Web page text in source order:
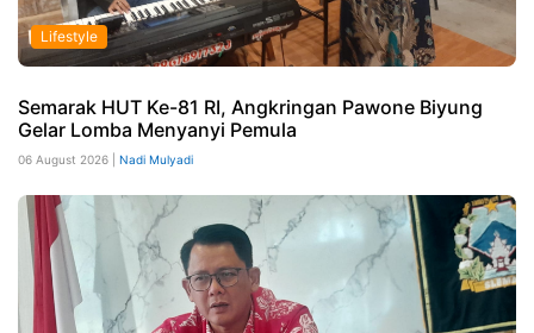
Lifestyle
Semarak HUT Ke-81 RI, Angkringan Pawone Biyung
Gelar Lomba Menyanyi Pemula
06 August 2026 | Nadi Mulyadi